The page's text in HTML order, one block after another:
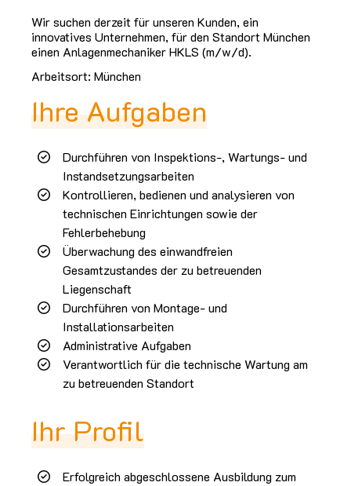
Wir suchen derzeit für unseren Kunden, ein
innovatives Unternehmen, für den Standort München
einen Anlagenmechaniker HKLS (m/w/d).
Arbeitsort: München
Ihre Aufgaben
Durchführen von Inspektions-, Wartungs- und
Instandsetzungsarbeiten
Kontrollieren, bedienen und analysieren von
technischen Einrichtungen sowie der
Fehlerbehebung
Überwachung des einwandfreien
Gesamtzustandes der zu betreuenden
Liegenschaft
Durchführen von Montage- und
Installationsarbeiten
Administrative Aufgaben
Verantwortlich für die technische Wartung am
zu betreuenden Standort
Ihr Profil
Erfolgreich abgeschlossene Ausbildung zum